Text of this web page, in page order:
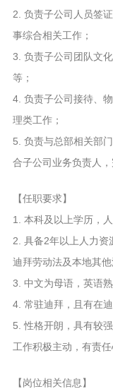
2. 负责子公司人员签
事综合相关工作；
3. 负责子公司团队文
等；
4. 负责子公司接待、
理类工作；
5. 负责与总部相关部
合子公司业务负责人
【任职要求】
1. 本科及以上学历，
2. 具备2年以上人力资
迪拜劳动法及本地其他
3. 中文为母语，英语
4. 常驻迪拜，且有在
5. 性格开朗，具有较
工作积极主动，有责任
【岗位相关信息】